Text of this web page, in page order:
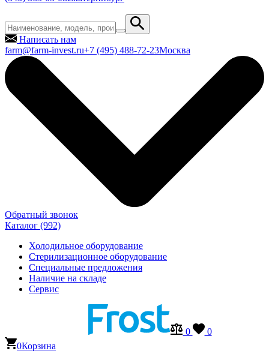
Написать нам
farm@farm-invest.ru+7 (495) 488-72-23Москва
Обратный звонок
Каталог (992)
Холодильное оборудование
Стерилизационное оборудование
Специальные предложения
Наличие на складе
Сервис
0
0
0Корзина